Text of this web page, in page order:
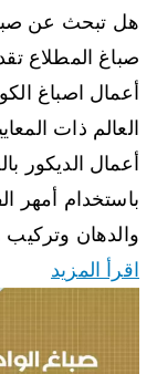
هل تبحث عن
صباغ المطلاع
أعمال اصباغ
العالم ذات
أعمال الديكور
باستخدام أمهر
والدهان
اقرأ المزيد